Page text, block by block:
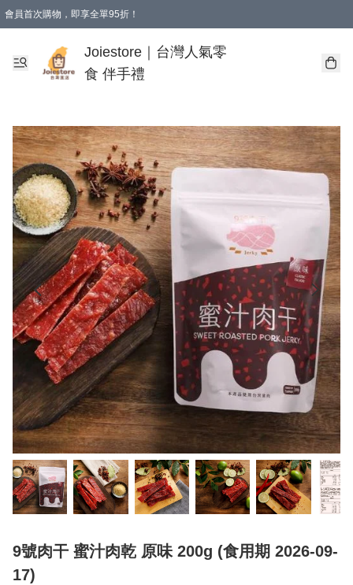
會員首次購物，即享全單95折！
購物滿 HKD 350.00即享免運費優惠！（適用於 本地送貨、本地取貨 )
Joiestore｜台灣人氣零
食 伴手禮
9號肉干 蜜汁肉乾 原味 200g (食用期 2026-09-
17)